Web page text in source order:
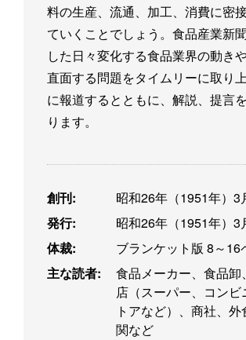
料の生産、流通、加工、消費に密
ていくことでしょう。食品産業新
した日々変化する食品業界の動き
直面する問題をタイムリーに取り
に報道するとともに、解説、提言
ります。
創刊:
昭和26年（1951年）3
発行:
昭和26年（1951年）3
体裁:
ブランケット版 8～16
主な読者:
食品メーカー、食品卸
店（スーパー、コンビ
トアなど）、商社、
関など